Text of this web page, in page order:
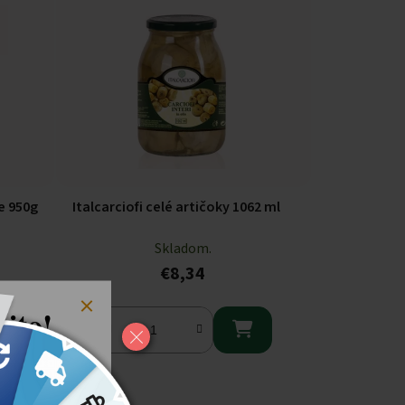
950g Italcarciofi celé artičoky 1062 ml
Skladom.
€8,34

%